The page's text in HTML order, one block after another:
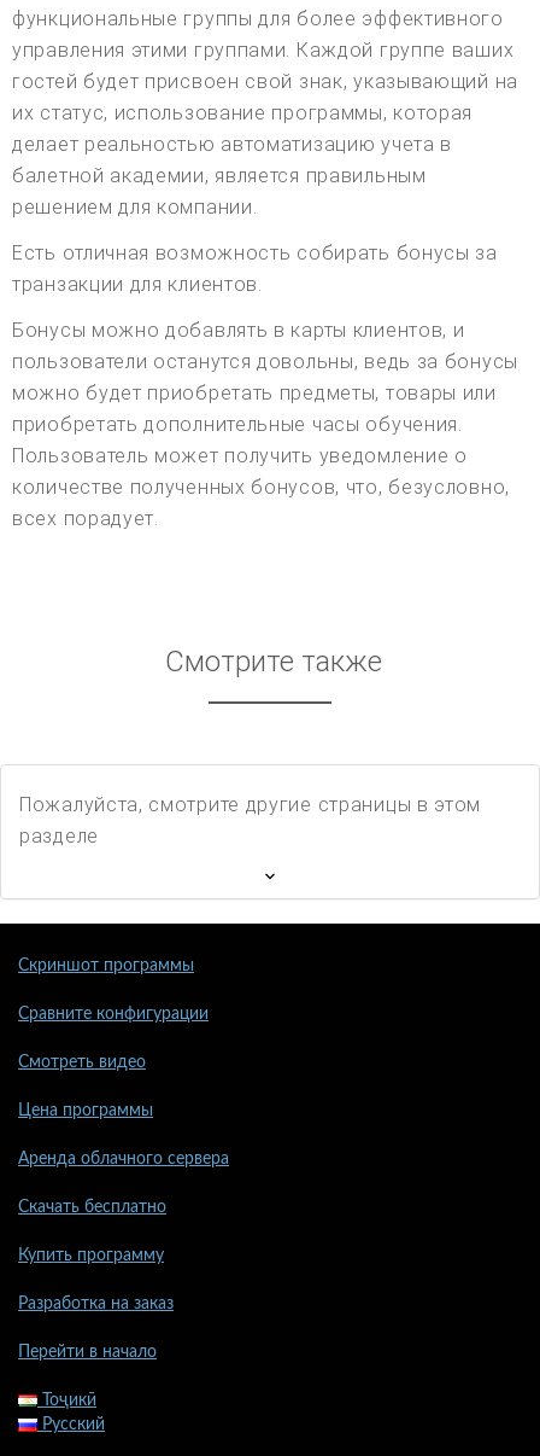
функциональные группы для более эффективного
управления этими группами. Каждой группе ваших
гостей будет присвоен свой знак, указывающий на
их статус, использование программы, которая
делает реальностью автоматизацию учета в
балетной академии, является правильным
решением для компании.
Есть отличная возможность собирать бонусы за
транзакции для клиентов.
Бонусы можно добавлять в карты клиентов, и
пользователи останутся довольны, ведь за бонусы
можно будет приобретать предметы, товары или
приобретать дополнительные часы обучения.
Пользователь может получить уведомление о
количестве полученных бонусов, что, безусловно,
всех порадует.
Смотрите также
Пожалуйста, смотрите другие страницы в этом
разделе
Скриншот программы
Сравните конфигурации
Смотреть видео
Цена программы
Аренда облачного сервера
Скачать бесплатно
Купить программу
Разработка на заказ
Перейти в начало
Тоҷикӣ
Русский